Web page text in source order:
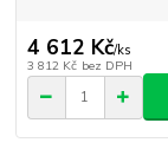
4 612 Kč/ks
3 812 Kč bez DPH